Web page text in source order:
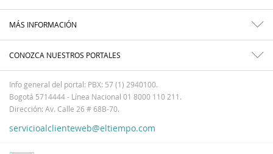
MÁS INFORMACIÓN
CONOZCA NUESTROS PORTALES
Info general del portal: PBX: 57 (1) 2940100.
Bogotá 5714444 - Línea Nacional 01 8000 110 211.
Dirección: Av. Calle 26 # 68B-70.
servicioalclienteweb@eltiempo.com